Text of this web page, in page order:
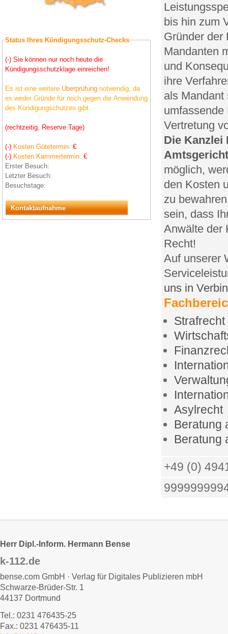
Status Ihres Kündigungsschutz-Checks
(-) Sie können nur noch heute die
Kündigungsschutzklage einreichen!
Es ist eine weitere Überprüfung notwendig, da
es weder Gründe für noch gegen die Anwendung
des Kündigungschutzes gibt.
(rechtzeitig, Reserve Tage)
(-) Kosten Gütetermin: €
(-) Kosten Kammertermin: €
Erster Besuch:
Letzter Besuch:
Besuchstage:
Kontaktaufnahme
bis hin zum
Gründer der
Mandanten
und
ihre
als Mandant
umfassende
Vertretung
Die Kanzlei
möglich,
den Kosten
zu
sein, dass
Anwälte der
Recht!
Auf unserer
uns in
Strafrecht
Asylrecht
Beratung
Beratung
+49 (0)
Herr Dipl.-Inform. Hermann Bense
k-112.de
bense.com GmbH · Verlag für Digitales Publizieren mbH
Schwarze-Brüder-Str. 1
44137 Dortmund
Tel.: 0231 476435-25
Fax.: 0231 476435-11